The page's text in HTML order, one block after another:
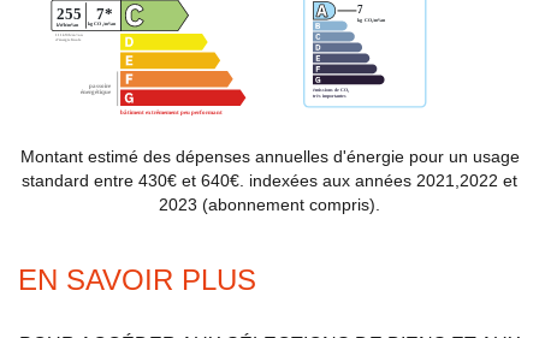
Montant estimé des dépenses annuelles d'énergie pour un usage
standard entre 430€ et 640€. indexées aux années 2021,2022 et
2023 (abonnement compris).
EN SAVOIR PLUS